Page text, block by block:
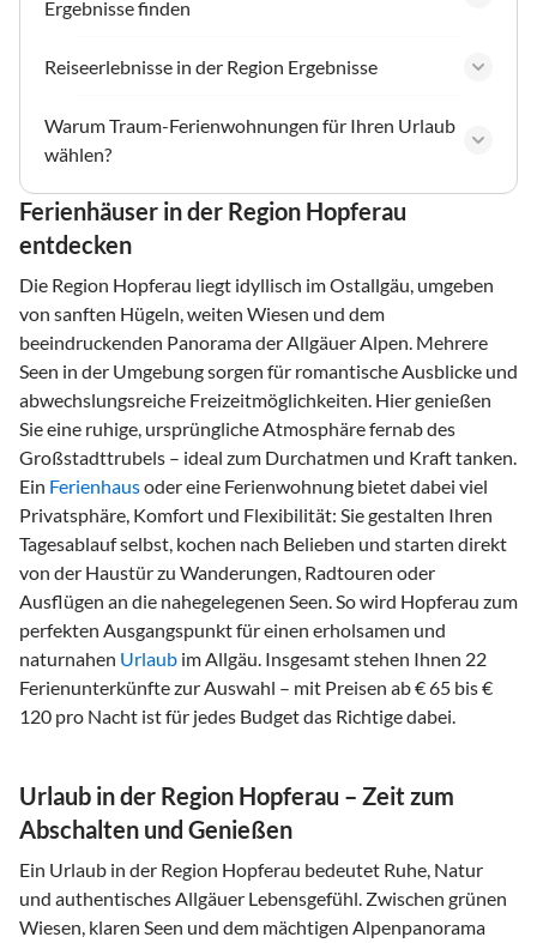
Ergebnisse finden
Reiseerlebnisse in der Region Ergebnisse
Warum Traum-Ferienwohnungen für Ihren Urlaub
wählen?
Ferienhäuser in der Region Hopferau
entdecken
Die Region Hopferau liegt idyllisch im Ostallgäu, umgeben
von sanften Hügeln, weiten Wiesen und dem
beeindruckenden Panorama der Allgäuer Alpen. Mehrere
Seen in der Umgebung sorgen für romantische Ausblicke und
abwechslungsreiche Freizeitmöglichkeiten. Hier genießen
Sie eine ruhige, ursprüngliche Atmosphäre fernab des
Großstadttrubels – ideal zum Durchatmen und Kraft tanken.
Ein Ferienhausoder eine Ferienwohnung bietet dabei viel
Privatsphäre, Komfort und Flexibilität: Sie gestalten Ihren
Tagesablauf selbst, kochen nach Belieben und starten direkt
von der Haustür zu Wanderungen, Radtouren oder
Ausflügen an die nahegelegenen Seen. So wird Hopferau zum
perfekten Ausgangspunkt für einen erholsamen und
naturnahen Urlaub im Allgäu. Insgesamt stehen Ihnen 22
Ferienunterkünfte zur Auswahl – mit Preisen ab € 65 bis €
120 pro Nacht ist für jedes Budget das Richtige dabei.
Urlaub in der Region Hopferau – Zeit zum
Abschalten und Genießen
Ein Urlaub in der Region Hopferau bedeutet Ruhe, Natur
und authentisches Allgäuer Lebensgefühl. Zwischen grünen
Wiesen, klaren Seen und dem mächtigen Alpenpanorama